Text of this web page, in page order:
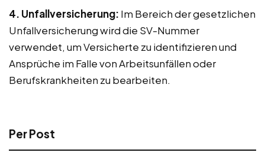
4. Unfallversicherung: Im Bereich der gesetzlichen
Unfallversicherung wird die SV-Nummer
verwendet, um Versicherte zu identifizieren und
Ansprüche im Falle von Arbeitsunfällen oder
Berufskrankheiten zu bearbeiten.
Per Post